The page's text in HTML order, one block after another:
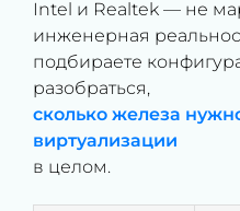
Intel и Realtek — не
инженерная
подбираете
разобраться,
сколько железа
виртуализации
в целом.